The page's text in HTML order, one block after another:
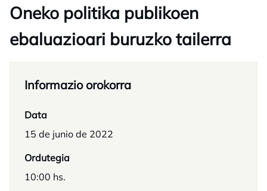
Oneko politika publikoen
ebaluazioari buruzko tailerra
Informazio orokorra
Data
15 de junio de 2022
Ordutegia
10:00 hs.